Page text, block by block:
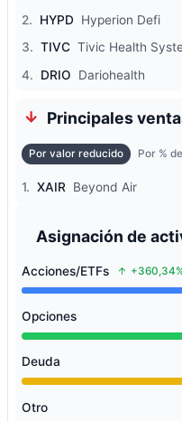
2.
HYPD Hyperion Defi
3. TIVC Tivic Health
4.
DRIO Dariohealth
Principales
Por valor reducido Por %
1. XAIR Beyond Air
Asignación de
Acciones/ETFs
Opciones
Deuda
Otro